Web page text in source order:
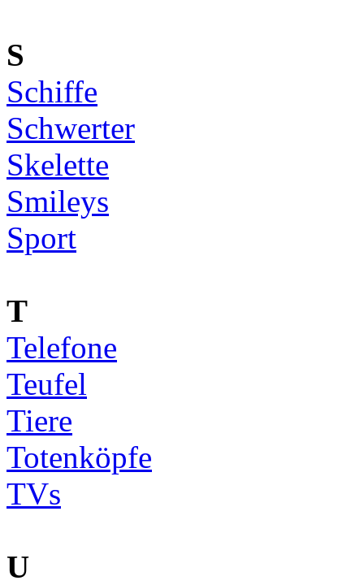
S
Schiffe
Schwerter
Skelette
Smileys
Sport
T
Telefone
Teufel
Tiere
Totenköpfe
TVs
U